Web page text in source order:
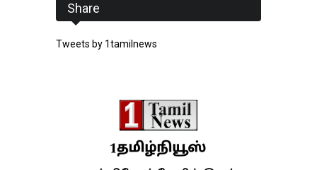
Share
Tweets by 1tamilnews